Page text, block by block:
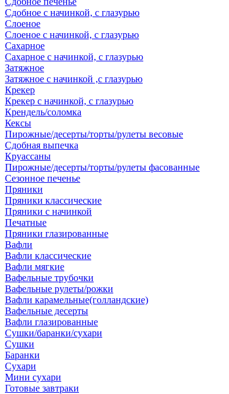
Сдобное с начинкой, с глазурью
Слоеное
Слоеное с начинкой, с глазурью
Сахарное
Сахарное с начинкой, с глазурью
Затяжное
Затяжное с начинкой ,с глазурью
Крекер
Крекер с начинкой, с глазурью
Крендель/соломка
Кексы
Пирожные/десерты/торты/рулеты весовые
Сдобная выпечка
Круассаны
Пирожные/десерты/торты/рулеты фасованные
Сезонное печенье
Пряники
Пряники классические
Пряники с начинкой
Печатные
Пряники глазированные
Вафли
Вафли классические
Вафли мягкие
Вафельные трубочки
Вафельные рулеты/рожки
Вафли карамельные(голландские)
Вафельные десерты
Вафли глазированные
Сушки/баранки/сухари
Сушки
Баранки
Сухари
Мини сухари
Готовые завтраки